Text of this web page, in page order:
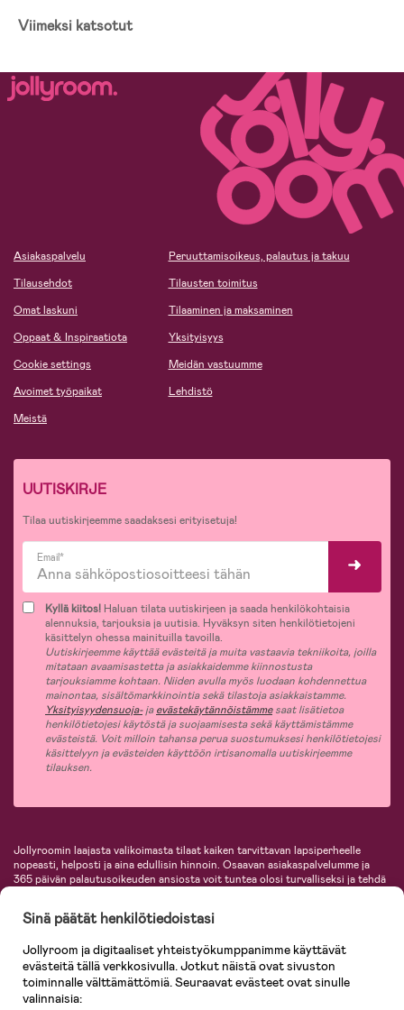
Viimeksi katsotut
Asiakaspalvelu
Tilausehdot
Omat laskuni
Oppaat & Inspiraatiota
Cookie settings
Avoimet työpaikat
Meistä
Peruuttamisoikeus, palautus ja takuu
Tilausten toimitus
Tilaaminen ja maksaminen
Yksityisyys
Meidän vastuumme
Lehdistö
UUTISKIRJE
Tilaa uutiskirjeemme saadaksesi erityisetuja!
Email*
Kyllä kiitos! Haluan tilata uutiskirjeen ja saada henkilökohtaisia
alennuksia, tarjouksia ja uutisia. Hyväksyn siten henkilötietojeni
käsittelyn ohessa mainituilla tavoilla.
Uutiskirjeemme käyttää evästeitä ja muita vastaavia tekniikoita, joilla
mitataan avaamisastetta ja asiakkaidemme kiinnostusta
tarjouksiamme kohtaan. Niiden avulla myös luodaan kohdennettua
mainontaa, sisältömarkkinointia sekä tilastoja asiakkaistamme.
Yksityisyydensuoja-jaevästekäytännöistämmesaat lisätietoa
henkilötietojesi käytöstä ja suojaamisesta sekä käyttämistämme
evästeistä. Voit milloin tahansa perua suostumuksesi henkilötietojesi
käsittelyyn ja evästeiden käyttöön irtisanomalla uutiskirjeemme
tilauksen.
Jollyroomin laajasta valikoimasta tilaat kaiken tarvittavan lapsiperheelle
nopeasti, helposti ja aina edullisin hinnoin. Osaavan asiakaspalvelumme ja
365 päivän palautusoikeuden ansiosta voit tuntea olosi turvalliseksi ja tehdä
lastentarvikkeita sekä paljon muuta. Meiltä löydät lukuisia tunnettuja
KidKraft, Ergobaby, Philips Avent, Neonate, Cybex, LEGO ja monia muita!
Tervetuloa shoppailemaan Pohjoismaiden suurimpaan lastentarvikkeiden
verkkokauppaan!
Sinä päätät henkilötiedoistasi
Jollyroom ja digitaaliset yhteistyökumppanimme käyttävät
evästeitä tällä verkkosivulla. Jotkut näistä ovat sivuston
toiminnalle välttämättömiä. Seuraavat evästeet ovat sinulle
valinnaisia: